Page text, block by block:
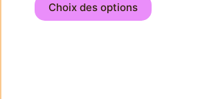
Choix des options